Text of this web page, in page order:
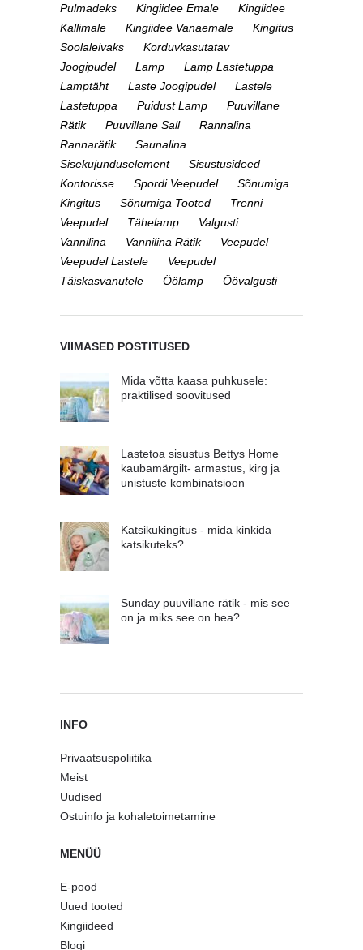
Pulmadeks
Kingiidee Emale
Kingiidee
Kallimale
Kingiidee Vanaemale
Kingitus
Soolaleivaks
Korduvkasutatav
Joogipudel
Lamp
Lamp Lastetuppa
Lamptäht
Laste Joogipudel
Lastele
Lastetuppa
Puidust Lamp
Puuvillane
Rätik
Puuvillane Sall
Rannalina
Rannarätik
Saunalina
Sisekujunduselement
Sisustusideed
Kontorisse
Spordi Veepudel
Sõnumiga
Kingitus
Sõnumiga Tooted
Trenni
Veepudel
Tähelamp
Valgusti
Vannilina
Vannilina Rätik
Veepudel
Veepudel Lastele
Veepudel
Täiskasvanutele
Öölamp Öövalgusti
VIIMASED POSTITUSED
Mida võtta kaasa puhkusele:
praktilised soovitused
Lastetoa sisustus Bettys Home
kaubamärgilt- armastus, kirg ja
unistuste kombinatsioon
Katsikukingitus - mida kinkida
katsikuteks?
Sunday puuvillane rätik - mis see
on ja miks see on hea?
INFO
Privaatsuspoliitika
Meist
Uudised
Ostuinfo ja kohaletoimetamine
MENÜÜ
E-pood
Uued tooted
Kingiideed
Blogi